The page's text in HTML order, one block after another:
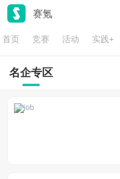
赛氪
首页 竞赛 活动 实践+
名企专区